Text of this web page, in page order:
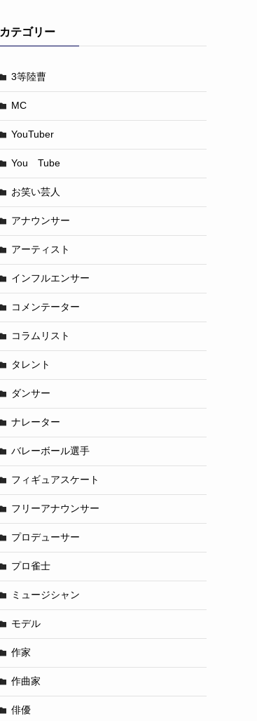
カテゴリー
3等陸曹
MC
YouTuber
You Tube
お笑い芸人
アナウンサー
アーティスト
インフルエンサー
コメンテーター
コラムリスト
タレント
ダンサー
ナレーター
バレーボール選手
フィギュアスケート
フリーアナウンサー
プロデューサー
プロ雀士
ミュージシャン
モデル
作家
作曲家
俳優